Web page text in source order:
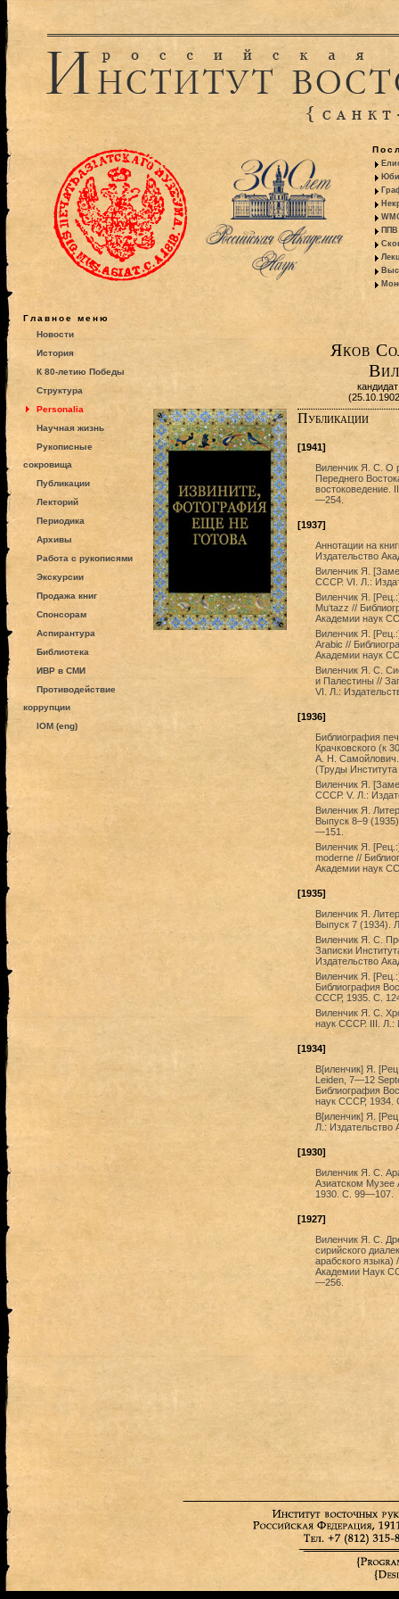
ППВ
Главное меню
Новости
История
К 80-летию Победы
Структура
Personalia
Научная жизнь
Рукописные
сокровища
Публикации
Лекторий
Периодика
Архивы
Работа с рукописями
Экскурсии
Продажа книг
Спонсорам
Аспирантура
Библиотека
ИВР в СМИ
Противодействие
коррупции
IOM (eng)
Яков
Публикации
[1941]
Виленчик Я. С. О
Переднего
востоковедение.
—254.
[1937]
Аннотации на
Издательство
Виленчик Я.
СССР. VI. Л.:
Виленчик Я.
Mu‘tazz //
Академии наук
Виленчик Я.
Arabic //
Академии наук
Виленчик Я. С.
и Палестины //
VI. Л.:
[1936]
Библиография
Крачковского (к
А. Н.
(Труды
Виленчик Я.
СССР. V. Л.:
Виленчик Я.
Выпуск 8‒9
—151.
Виленчик Я.
moderne //
Академии наук
[1935]
Виленчик Я.
Выпуск 7 (1934).
Виленчик Я. С.
Записки
Издательство
Виленчик Я.
Библиография
СССР, 1935. С.
Виленчик Я. С.
наук СССР. III. Л.:
[1934]
В[иленчик] Я.
Leiden, 7—12
Библиография
наук СССР, 1934.
В[иленчик] Я.
Л.:
[1930]
Виленчик Я. С.
Азиатском
1930. С. 99—107.
[1927]
Виленчик Я. С.
сирийского
арабского языка)
Академии Наук
—256.